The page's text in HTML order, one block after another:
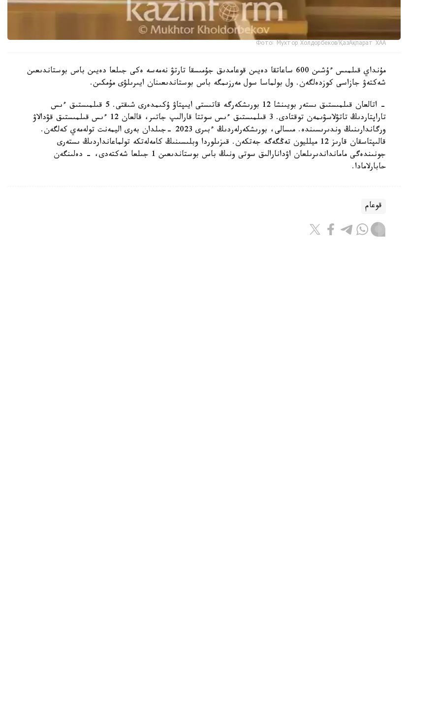
Фото: Мухтор Холдорбеков/ҚазАқпарат ХАА
مۇنداي قىلمىس ءۇشىن 600 ساعاتقا دەيىن قوعامدىق جۇمىسقا تارتۋ نەمەسە ەكى جىلعا دەيىن باس بوستاندىعىن
شەكتەۋ جازاسى كوزدەلگەن. ول بولماسا سول مەرزىمگە باس بوستاندىعىنان ايىرىلۋى مۇمكىن.
- اتالعان قىلمىستىق ىستەر بويىنشا 12 بورىشكەرگە قاتىستى ايىپتاۋ ۇكىمدەرى شىقتى. 5 قىلمىستىق ءىس
تاراپتاردىڭ تاتۋلاسۋىمەن توقتادى. 3 قىلمىستىق ءىس سوتتا قارالىپ جاتىر، قالعان 12 ءىس قىلمىستىق قۋدالاۋ
ورگاندارىنىڭ وندىرىسىندە. مىسالى، بورىشكەرلەردىڭ ءبىرى 2023 -جىلدان بەرى اليمەنت تولەمەي كەلگەن.
قالىپتاسقان قارىز 12 ميلليون تەڭگەگە جەتكەن. قىزىلوردا وبلىسىنىڭ كامەلەتكە تولماعانداردىڭ ىستەرى
جونىندەگى مامانداندىرىلعان اۋدانارالىق سوتى ونىڭ باس بوستاندىعىن 1 جىلعا شەكتەدى، - دەلىنگەن
حابارلامادا.
قوعام